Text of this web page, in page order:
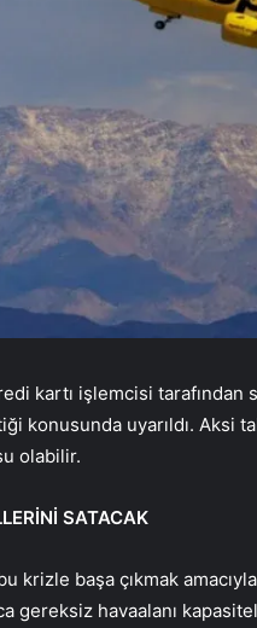
kartı işlemcisi
konusunda uyarıldı.
olabilir.
SATACAK
krizle başa çıkmak
gereksiz havaalanı